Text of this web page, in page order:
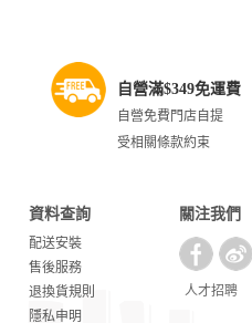
自營滿$349免運費
自營免費門店自提
受相關條款約束
資料查詢
配送安裝
售後服務
退換貨規則
隱私申明
關注我們
人才招聘